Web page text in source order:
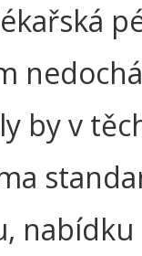
by v
nabídku